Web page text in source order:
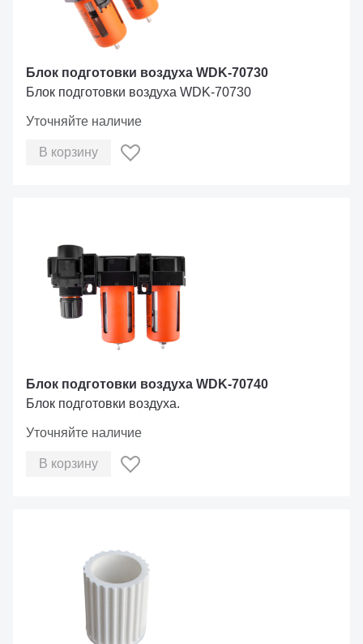
Блок подготовки воздуха WDK-70730
Блок подготовки воздуха WDK-70730
Уточняйте наличие
В корзину
Блок подготовки воздуха WDK-70740
Блок подготовки воздуха.
Уточняйте наличие
В корзину